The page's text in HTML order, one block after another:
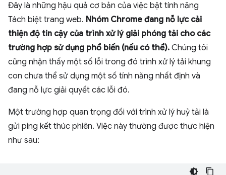
Đây là những hậu quả cơ bản của việc bật tính năng
Tách biệt trang web. Nhóm Chrome đang nỗ lực cải
thiện độ tin cậy của trình xử lý giải phóng tải cho các
trường hợp sử dụng phổ biến (nếu có thể). Chúng tôi
cũng nhận thấy một số lỗi trong đó trình xử lý tải khung
con chưa thể sử dụng một số tính năng nhất định và
đang nỗ lực giải quyết các lỗi đó.
Một trường hợp quan trọng đối với trình xử lý huỷ tải là
gửi ping kết thúc phiên. Việc này thường được thực hiện
như sau: